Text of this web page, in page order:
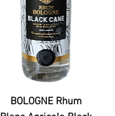
BOLOGNE Rhum